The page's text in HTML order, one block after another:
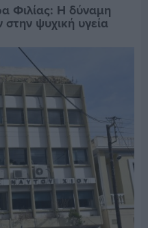
Φιλίας: Η δύναμη
ψυχική υγεία